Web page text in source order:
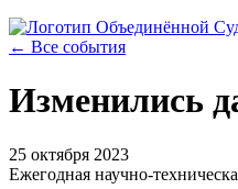
← Все события
Изменились
25 октября 2023
Ежегодная научно-